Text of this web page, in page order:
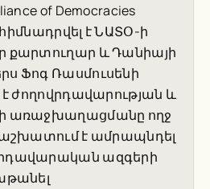
of Democracies
է ՆԱՏՕ-ի
քարտուղար և Դանիայի
Ֆոգ Ռասմուսենի
ժողովրդավարության և
առաջխաղացմանը ողջ
աշխատում է ամրապնդել
ազգերի